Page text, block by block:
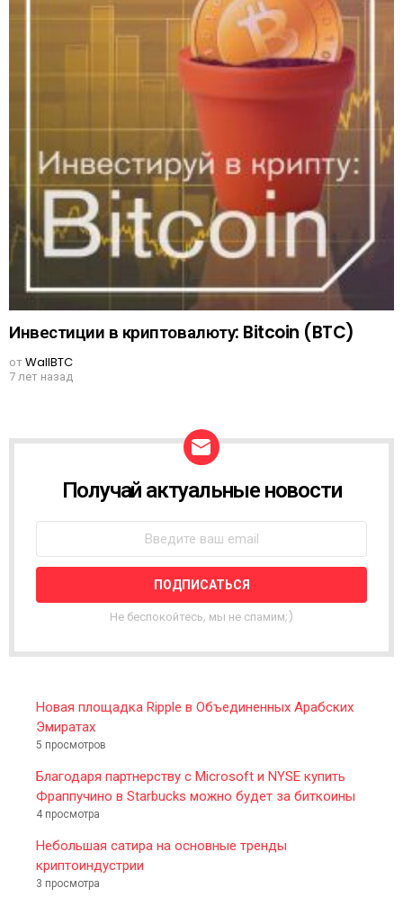
Инвестиции в криптовалюту: Bitcoin (BTC)
отWallBTC
7 лет назад
W
L
T
R
Получай актуальные новости
Не беспокойтесь, мы не спамим;)
Новая площадка Ripple в Объединенных Арабских
Эмиратах
5 просмотров
Благодаря партнерству с Microsoft и NYSE купить
Фраппучино в Starbucks можно будет за биткоины
4 просмотра
Небольшая сатира на основные тренды
криптоиндустрии
3 просмотра